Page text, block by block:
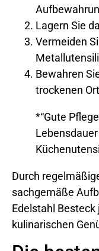
Lagern Sie
Vermeiden
Bewahren
trockenen
*“Gute
Durch
sachgemäße
Edelstahl
kulinarischen